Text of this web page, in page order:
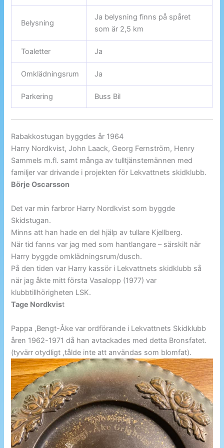
Belysning
Ja belysning finns på spåret
som är 2,5 km
Toaletter Ja
Omklädningsrum Ja
Parkering Buss Bil
Rabakkostugan byggdes år 1964
Harry Nordkvist, John Laack, Georg Fernström, Henry
Sammels m.fl. samt många av tulltjänstemännen med
familjer var drivande i projekten för Lekvattnets skidklubb.
Börje Oscarsson
Det var min farbror Harry Nordkvist som byggde
Skidstugan.
Minns att han hade en del hjälp av tullare Kjellberg.
När tid fanns var jag med som hantlangare – särskilt när
Harry byggde omklädningsrum/dusch.
På den tiden var Harry kassör i Lekvattnets skidklubb så
när jag åkte mitt första Vasalopp (1977) var
klubbtillhörigheten LSK.
Tage Nordkvist
Pappa ,Bengt-Åke var ordförande i Lekvattnets Skidklubb
åren 1962-1971 då han avtackades med detta Bronsfatet.
(tyvärr otydligt ,tålde inte att användas som blomfat).